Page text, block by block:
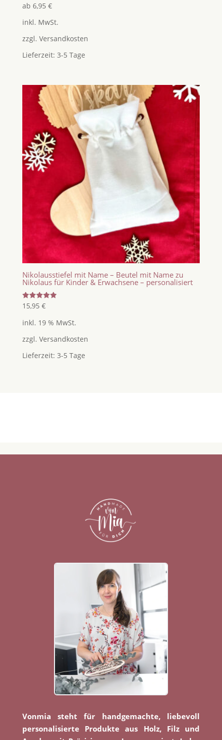
Bewertet
mit
von 5
ab 6,95 €
inkl. MwSt.
zzgl. Versandkosten
Lieferzeit: 3-5 Tage
Nikolausstiefel mit Name – Beutel mit Name zu
Nikolaus für Kinder & Erwachsene – personalisiert
Bewertet
mit
von 5
15,95 €
inkl. 19 % MwSt.
zzgl. Versandkosten
Lieferzeit: 3-5 Tage
Vonmia steht für handgemachte, liebevoll
personalisierte Produkte aus Holz, Filz und